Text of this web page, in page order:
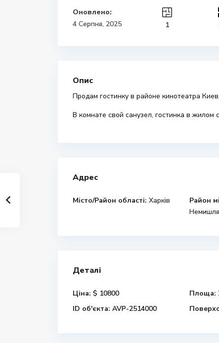
Оновлено:
4 Серпня, 2025
1
Опис
Продам гостинку в районе кинотеатра
В комнате свой санузел, гостинка в жилом
Адрес
Місто/Район області: Харків
Район
Деталі
Ціна: $ 10800 Площа:
ID об'єкта: AVP-2514000